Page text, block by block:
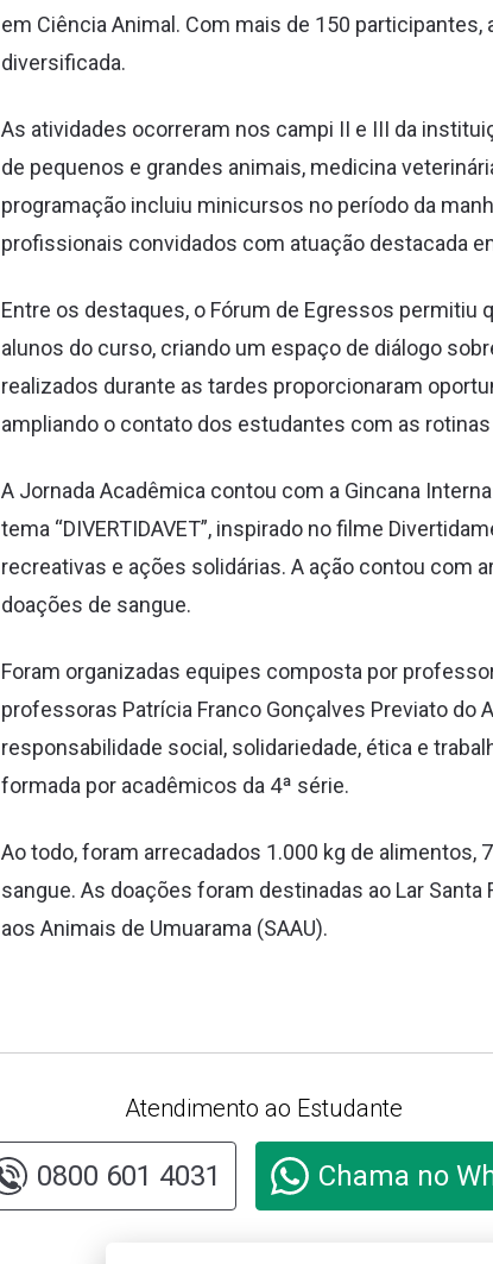
em Ciência Animal. Com mais de 150
diversificada.
As atividades ocorreram nos campi II e III da
de pequenos e grandes animais, medicina
programação incluiu minicursos no período da
profissionais convidados com atuação destacada
Entre os destaques, o Fórum de Egressos
alunos do curso, criando um espaço de diálogo
realizados durante as tardes proporcionaram
ampliando o contato dos estudantes com as
A Jornada Acadêmica contou com a Gincana
tema “DIVERTIDAVET”, inspirado no filme
recreativas e ações solidárias. A ação contou com
doações de sangue.
Foram organizadas equipes composta por
professoras Patrícia Franco Gonçalves Previato do
responsabilidade social, solidariedade, ética e
formada por acadêmicos da 4ª série.
Ao todo, foram arrecadados 1.000 kg de alimentos,
sangue. As doações foram destinadas ao Lar
aos Animais de Umuarama (SAAU).
Atendimento ao Estudante
0800 601 4031 Chama no